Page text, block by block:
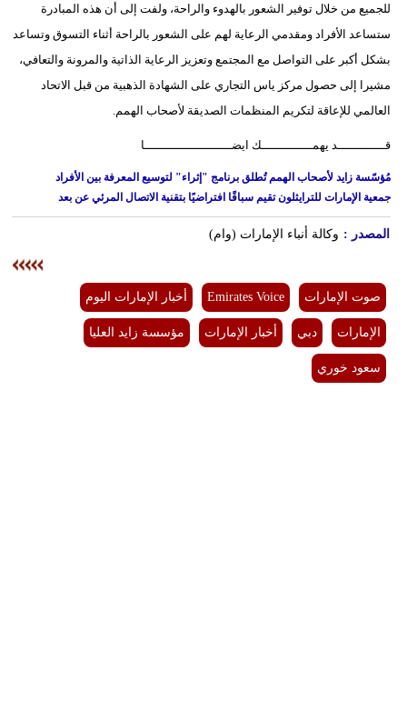
للجميع من خلال توفير الشعور بالهدوء والراحة، ولفت إلى أن هذه المبادرة
ستساعد الأفراد ومقدمي الرعاية لهم على الشعور بالراحة أثناء التسوق وتساعد
بشكل أكبر على التواصل مع المجتمع وتعزيز الرعاية الذاتية والمرونة والتعافي،
مشيرا إلى حصول مركز ياس التجاري على الشهادة الذهبية من قبل الاتحاد
العالمي للإعاقة لتكريم المنظمات الصديقة لأصحاب الهمم.
قـــــــــــــد يهمــــــــــــــك ايضــــــــــــــــــــــــا
مُؤسّسة زايد لأصحاب الهمم تُطلق برنامج "إثراء" لتوسيع المعرفة بين الأفراد
جمعية الإمارات للترايثلون تقيم سباقًا افتراضيًا بتقنية الاتصال المرئي عن بعد
المصدر : وكالة أنباء الإمارات (وام)
صوت الإمارات Emirates Voice أخبار الإمارات اليوم
الإمارات دبي أخبار الإمارات مؤسسة زايد العليا
سعود خوري